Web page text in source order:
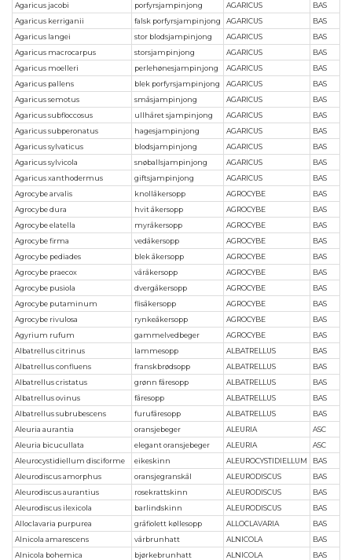
Agaricus jacobi
porfyrsjampinjong AGARICUS
BAS
Agaricus kerriganii
falsk porfyrsjampinjong AGARICUS
BAS
Agaricus langei
stor blodsjampinjong AGARICUS
BAS
Agaricus macrocarpus
storsjampinjong AGARICUS
BAS
Agaricus moelleri
perlehønesjampinjong AGARICUS
BAS
Agaricus pallens
blek porfyrsjampinjong AGARICUS
BAS
Agaricus semotus
småsjampinjong AGARICUS
BAS
Agaricus subfloccosus
ullhåret sjampinjong AGARICUS
BAS
Agaricus subperonatus
hagesjampinjong AGARICUS
BAS
Agaricus sylvaticus
blodsjampinjong AGARICUS
BAS
Agaricus sylvicola
snøballsjampinjong AGARICUS
BAS
Agaricus xanthodermus
giftsjampinjong AGARICUS
BAS
Agrocybe arvalis
knollåkersopp AGROCYBE
BAS
Agrocybe dura
hvit åkersopp AGROCYBE
BAS
Agrocybe elatella
myråkersopp AGROCYBE
BAS
Agrocybe firma
vedåkersopp AGROCYBE
BAS
Agrocybe pediades
blek åkersopp AGROCYBE
BAS
Agrocybe praecox
våråkersopp AGROCYBE
BAS
Agrocybe pusiola
dvergåkersopp AGROCYBE
BAS
Agrocybe putaminum
flisåkersopp AGROCYBE
BAS
Agrocybe rivulosa
rynkeåkersopp AGROCYBE
BAS
Agyrium rufum
gammelvedbeger AGROCYBE
BAS
Albatrellus citrinus
lammesopp ALBATRELLUS
BAS
Albatrellus confluens
franskbrødsopp ALBATRELLUS
BAS
Albatrellus cristatus
grønn fåresopp ALBATRELLUS
BAS
Albatrellus ovinus
fåresopp ALBATRELLUS
BAS
Albatrellus subrubescens
furufåresopp ALBATRELLUS
BAS
Aleuria aurantia
oransjebeger ALEURIA
ASC
Aleuria bicucullata
elegant oransjebeger ALEURIA
ASC
Aleurocystidiellum disciforme
eikeskinn ALEUROCYSTIDIELLUM
BAS
Aleurodiscus amorphus
oransjegranskål ALEURODISCUS
BAS
Aleurodiscus aurantius
rosekrattskinn ALEURODISCUS
BAS
Aleurodiscus ilexicola
barlindskinn ALEURODISCUS
BAS
Alloclavaria purpurea
gråfiolett køllesopp ALLOCLAVARIA
BAS
Alnicola amarescens
vårbrunhatt ALNICOLA
BAS
Alnicola bohemica
bjørkebrunhatt ALNICOLA
BAS